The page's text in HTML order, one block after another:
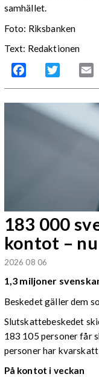
samhället.
Foto: Riksbanken
Text: Redaktionen
Facebook Twitter
183 000
kontot –
2026 08 06
1,3 miljoner
Beskedet gäller dem
Slutskattebeskedet
183 105 personer får
personer har
På kontot i veckan